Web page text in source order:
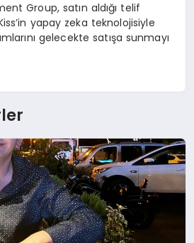
Group, satın aldığı telif
yapay zeka teknolojisiyle
gelecekte satışa sunmayı